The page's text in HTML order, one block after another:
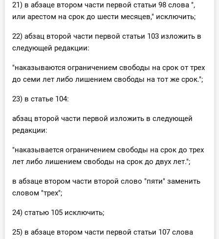
21) в абзаце втором части первой статьи 98 слова ",
или арестом на срок до шести месяцев," исключить;
22) абзац второй части первой статьи 103 изложить в
следующей редакции:
"наказываются ограничением свободы на срок от трех
до семи лет либо лишением свободы на тот же срок.";
23) в статье 104:
абзац второй части первой изложить в следующей
редакции:
"наказывается ограничением свободы на срок до трех
лет либо лишением свободы на срок до двух лет.";
в абзаце втором части второй слово "пяти" заменить
словом "трех";
24) статью 105 исключить;
25) в абзаце втором части первой статьи 107 слова